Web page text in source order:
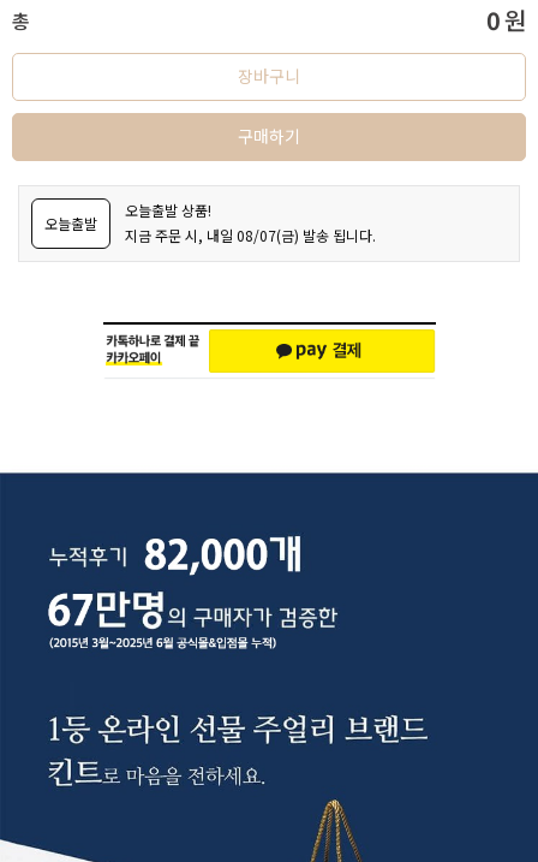
총 0원
장바구니
구매하기
오늘출발
오늘출발 상품!
지금 주문 시, 내일 08/07(금) 발송 됩니다.